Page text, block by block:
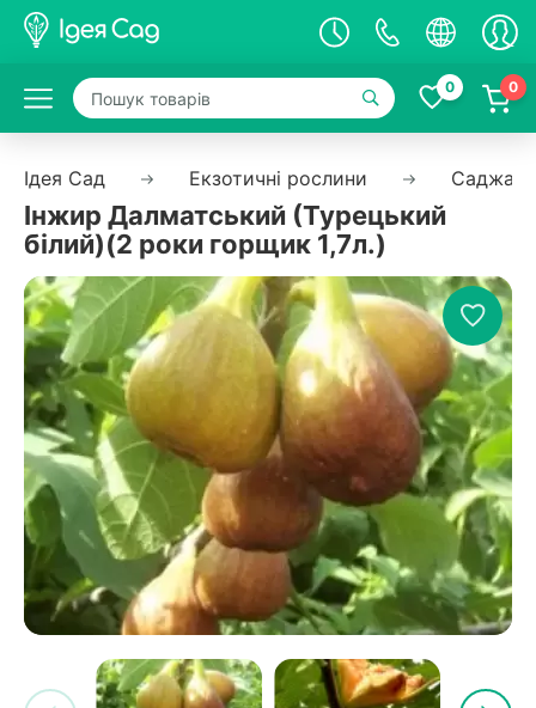
0 0
Ідея Сад Екзотичні рослини
Інжир Далматський (Турецький
білий)(2 роки горщик 1,7л.)